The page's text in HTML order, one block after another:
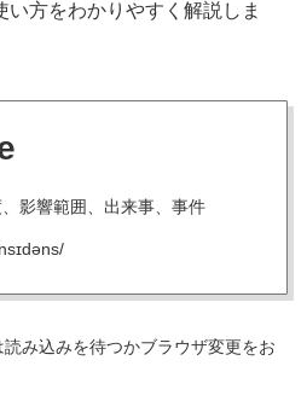
い方をわかりやすく解説しま
影響範囲、出来事、事件
み込みを待つかブラウザ変更をお